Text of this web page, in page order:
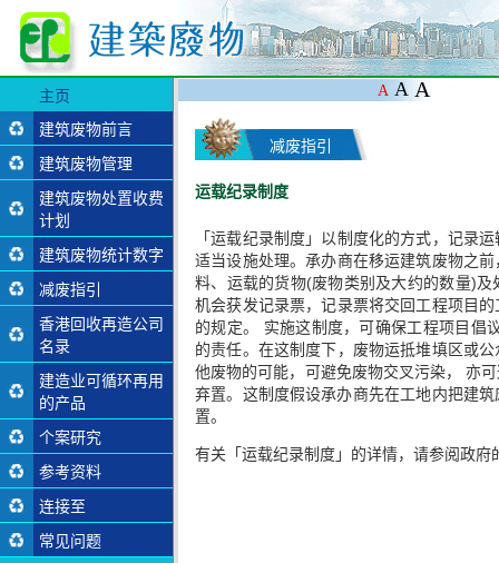
主页
建筑废物前言
建筑废物管理
公众填料接收设施
筛选分类设施
堆填区
离岛废物转运设施
建筑废物处置收费
计划
建筑废物统计数字
减废指引
制订减废计划
低废物量的建筑设
计及技术
原料管理
废物管理
教育及培训
香港回收再造公司
名录
建造业可循环再用
的产品
再造建造物料名录
建造业可循环再用
个案研究
参考资料
连接至
常见问题
A A A
减废指引
运载纪录制度
「运载纪录制度」以制度化的方式，记录
适当设施处理。承办商在移运建筑废物之
料、运载的货物(废物类别及大约的数量)
机会获发记录票，记录票将交回工程项目
的规定。 实施这制度，可确保工程项目倡
的责任。在这制度下，废物运抵堆填区或
他废物的可能，可避免废物交叉污染， 亦
弃置。这制度假设承办商先在工地内把建
置。
有关「运载纪录制度」的详情，请参阅政府